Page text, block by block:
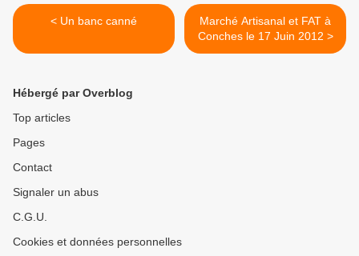
< Un banc canné
Marché Artisanal et FAT à
Conches le 17 Juin 2012 >
Hébergé par Overblog
Top articles
Pages
Contact
Signaler un abus
C.G.U.
Cookies et données personnelles